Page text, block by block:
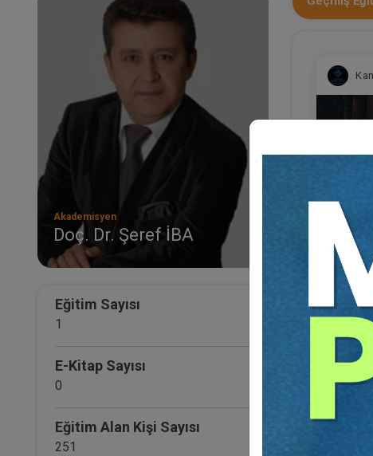
Akademisyen
Doç. Dr. Şeref İBA
Eğitim Sayısı
1
E-Kitap Sayısı
0
Eğitim Alan Kişi Sayısı
251
III.
Eğitim